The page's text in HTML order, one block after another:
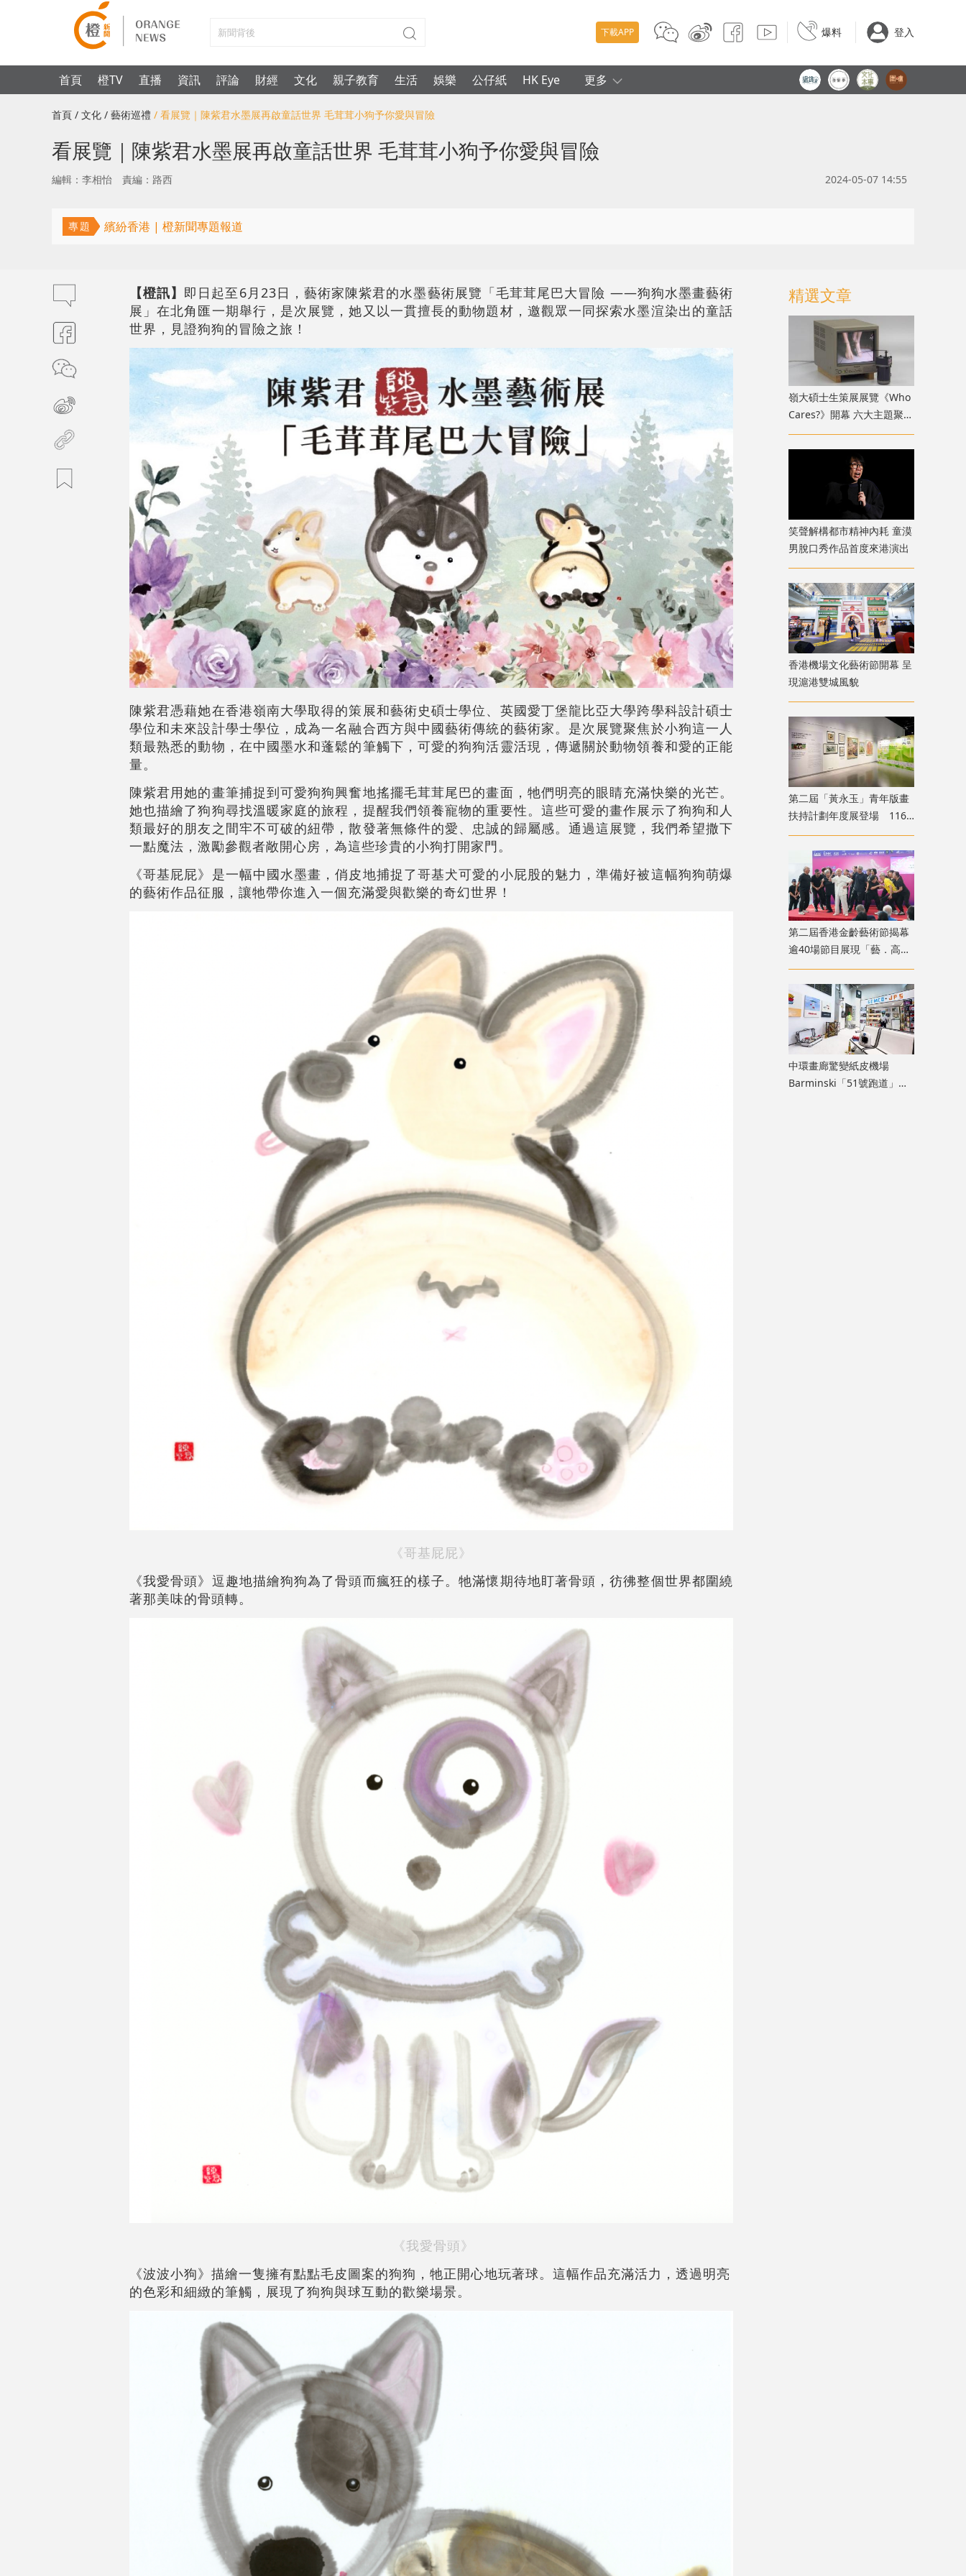
下載APP 爆料 登入
首頁 橙TV 直播 資訊 評論 財經 文化 親子教育 生活 娛樂 公仔紙 HK Eye 更多
首頁 / 文化 / 藝術巡禮 / 看展覽｜陳紫君水墨展再啟童話世界 毛茸茸小狗予你愛與冒險
看展覽｜陳紫君水墨展再啟童話世界 毛茸茸小狗予你愛與冒險
編輯：李相怡 責編：路西 2024-05-07 14:55
專題 繽紛香港 | 橙新聞專題報道
【橙訊】 即日起至6月23日，藝術家陳紫君的水墨藝術展覽「毛茸茸尾巴大冒險 ——狗狗水墨畫藝術
展」在北角匯一期舉行，是次展覽，她又以一貫擅長的動物題材，邀觀眾一同探索水墨渲染出的童話
世界，見證狗狗的冒險之旅！
陳紫君憑藉她在香港嶺南大學取得的策展和藝術史碩士學位、英國愛丁堡龍比亞大學跨學科設計碩士
學位和未來設計學士學位，成為一名融合西方與中國藝術傳統的藝術家。是次展覽聚焦於小狗這一人
類最熟悉的動物，在中國墨水和蓬鬆的筆觸下，可愛的狗狗活靈活現，傳遞關於動物領養和愛的正能
量。
陳紫君用她的畫筆捕捉到可愛狗狗興奮地搖擺毛茸茸尾巴的畫面，牠們明亮的眼睛充滿快樂的光芒。
她也描繪了狗狗尋找溫暖家庭的旅程，提醒我們領養寵物的重要性。這些可愛的畫作展示了狗狗和人
類最好的朋友之間牢不可破的紐帶，散發著無條件的愛、忠誠的歸屬感。通過這展覽，我們希望撒下
一點魔法，激勵參觀者敞開心房，為這些珍貴的小狗打開家門。
《哥基屁屁》是一幅中國水墨畫，俏皮地捕捉了哥基犬可愛的小屁股的魅力，準備好被這幅狗狗萌爆
的藝術作品征服，讓牠帶你進入一個充滿愛與歡樂的奇幻世界！
《哥基屁屁》
《我愛骨頭》逗趣地描繪狗狗為了骨頭而瘋狂的樣子。牠滿懷期待地盯著骨頭，彷彿整個世界都圍繞
著那美味的骨頭轉。
《我愛骨頭》
《波波小狗》描繪一隻擁有點點毛皮圖案的狗狗，牠正開心地玩著球。這幅作品充滿活力，透過明亮
的色彩和細緻的筆觸，展現了狗狗與球互動的歡樂場景。
精選文章
嶺大碩士生策展展覽《Who
Cares?》開幕 六大主題聚焦
新一代策展人多元關懷視野
笑聲解構都市精神內耗 童漠
男脫口秀作品首度來港演出
香港機場文化藝術節開幕 呈
現滬港雙城風貌
第二屆「黃永玉」青年版畫
扶持計劃年度展登場 116
位青年創作者共展版畫新貌
第二屆香港金齡藝術節揭幕
逾40場節目展現「藝．高齡
膽大」生命力
中環畫廊驚變紙皮機場
Barminski「51號跑道」用